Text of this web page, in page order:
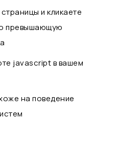
и кликаете
превышающую
javascript в вашем
на поведение